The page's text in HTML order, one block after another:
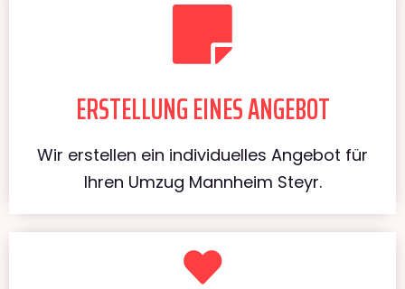
ERSTELLUNG EINES ANGEBOT
Wir erstellen ein individuelles Angebot für
Ihren Umzug Mannheim Steyr.